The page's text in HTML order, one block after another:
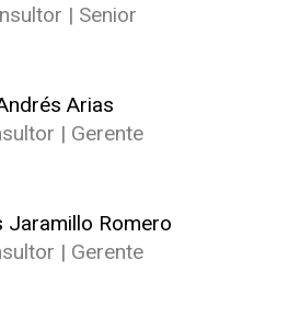
| Senior
Arias
| Gerente
Jaramillo Romero
| Gerente